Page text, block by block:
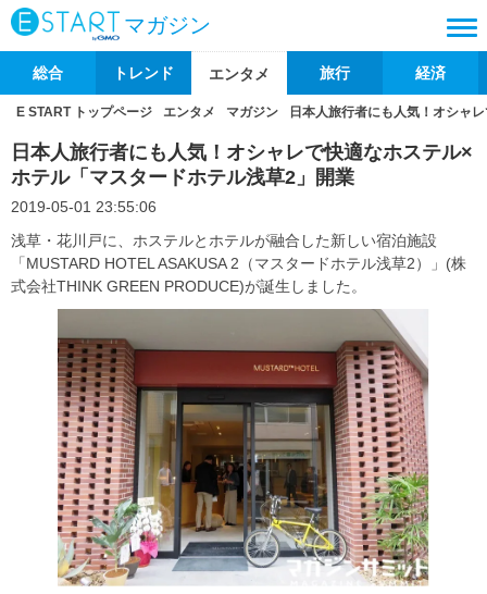
マガジン
総合 トレンド エンタメ 旅行 経済
E START トップページ エンタメ マガジン 日本人旅行者にも人気！オシャ
日本人旅行者にも人気！オシャレで快適なホステル×
ホテル「マスタードホテル浅草2」開業
2019-05-01 23:55:06
浅草・花川戸に、ホステルとホテルが融合した新しい宿泊施設
「MUSTARD HOTEL ASAKUSA 2（マスタードホテル浅草2）」(株
式会社THINK GREEN PRODUCE)が誕生しました。